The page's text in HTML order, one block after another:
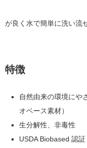
が良く水で簡単に洗い流
特徴
自然由来の環境にや
オベース素材）
生分解性、非毒性
USDA Biobased 認証